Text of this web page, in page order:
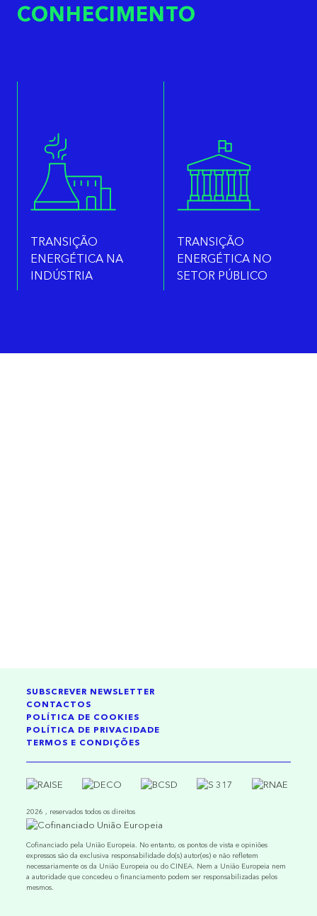
CONHECIMENTO
TRANSIÇÃO
ENERGÉTICA NA
INDÚSTRIA
TRANSIÇÃO
ENERGÉTICA NO
SETOR PÚBLICO
SUBSCREVER NEWSLETTER
CONTACTOS
POLÍTICA DE COOKIES
POLÍTICA DE PRIVACIDADE
TERMOS E CONDIÇÕES
2026 , reservados todos os direitos
Cofinanciado pela União Europeia. No entanto, os pontos de vista e opiniões
expressos são da exclusiva responsabilidade do(s) autor(es) e não refletem
necessariamente os da União Europeia ou do CINEA. Nem a União Europeia nem
a autoridade que concedeu o financiamento podem ser responsabilizadas pelos
mesmos.